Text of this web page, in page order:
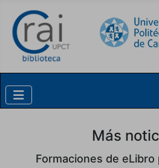
Más
Formaciones de eLibro